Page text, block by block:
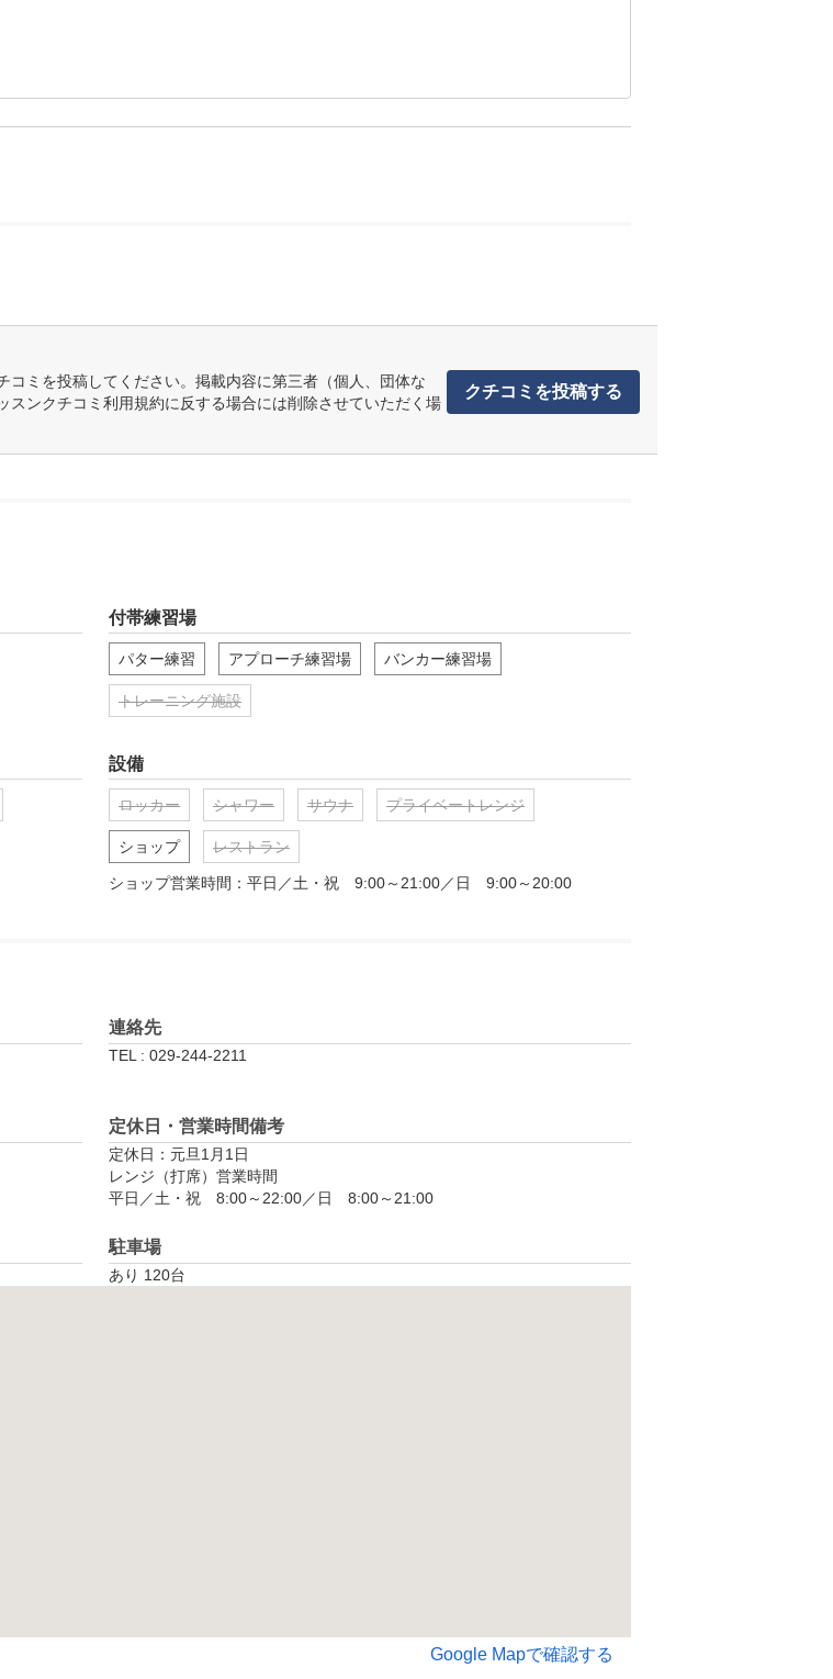
コミを投稿してください。掲載内容に第三者（個人、団体な
ンクチコミ利用規約に反する場合には削除させていただく場
クチコミを投稿する
付帯練習場
パター練習 アプローチ練習場 バンカー練習場
トレーニング施設
設備
ロッカー シャワー サウナ プライベートレンジ
ショップ レストラン
ショップ営業時間：平日／土・祝　9:00～21:00／日　9:00～20:00
連絡先
TEL : 029-244-2211
定休日・営業時間備考
定休日：元旦1月1日
レンジ（打席）営業時間
平日／土・祝　8:00～22:00／日　8:00～21:00
駐車場
あり 120台
Google Mapで確認する